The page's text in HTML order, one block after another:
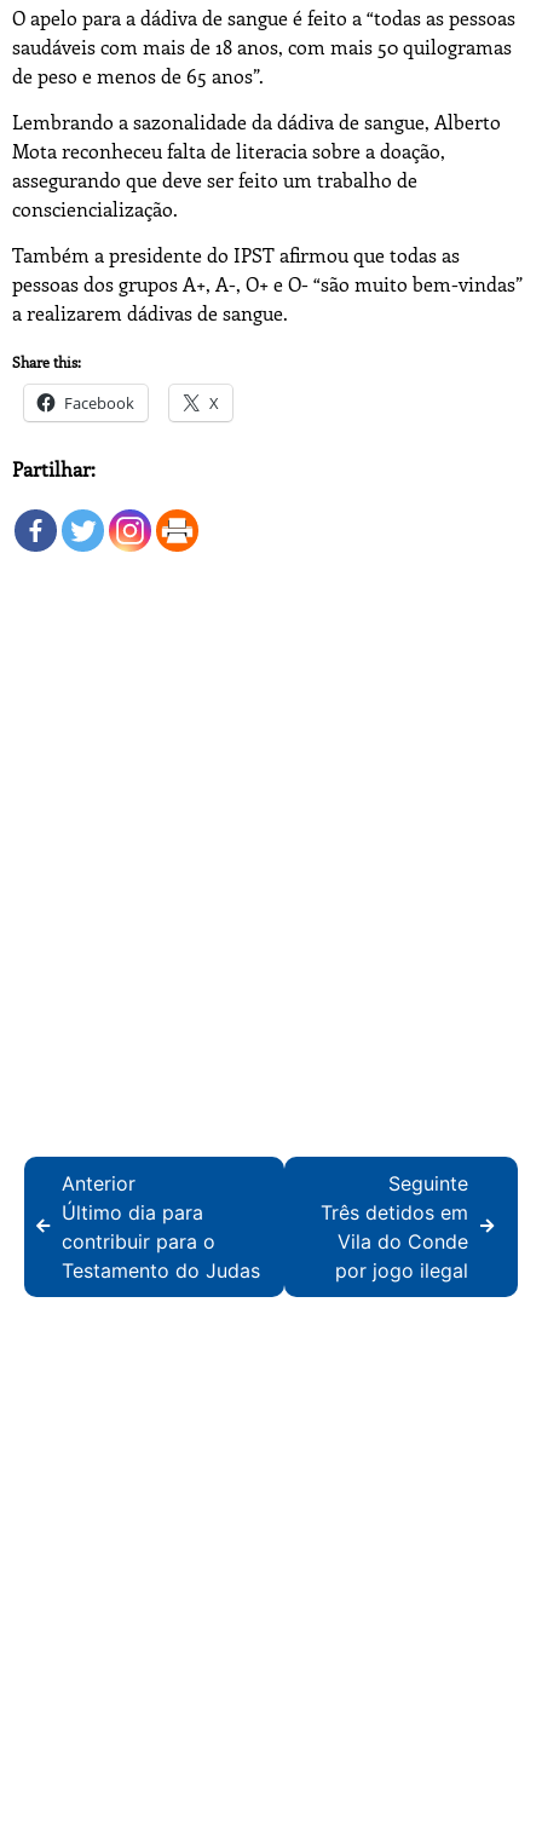
O apelo para a dádiva de sangue é feito a “todas as pessoas
saudáveis com mais de 18 anos, com mais 50 quilogramas
de peso e menos de 65 anos”.
Lembrando a sazonalidade da dádiva de sangue, Alberto
Mota reconheceu falta de literacia sobre a doação,
assegurando que deve ser feito um trabalho de
consciencialização.
Também a presidente do IPST afirmou que todas as
pessoas dos grupos A+, A-, O+ e O- “são muito bem-vindas”
a realizarem dádivas de sangue.
Share this:
Facebook X
Partilhar:
Anterior
Último dia para
contribuir para o
Testamento do Judas
Seguinte
Três detidos em
Vila do Conde
por jogo ilegal